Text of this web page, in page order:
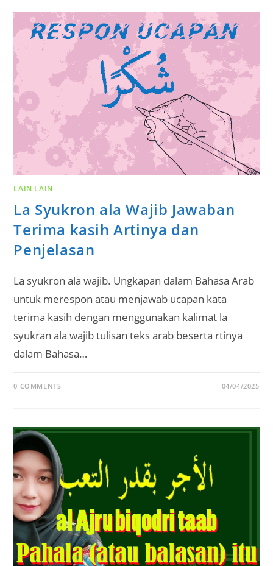
LAIN LAIN
La Syukron ala Wajib Jawaban
Terima kasih Artinya dan
Penjelasan
La syukron ala wajib. Ungkapan dalam Bahasa Arab
untuk merespon atau menjawab ucapan kata
terima kasih dengan menggunakan kalimat la
syukran ala wajib tulisan teks arab beserta rtinya
dalam Bahasa…
0 COMMENTS 04/04/2025